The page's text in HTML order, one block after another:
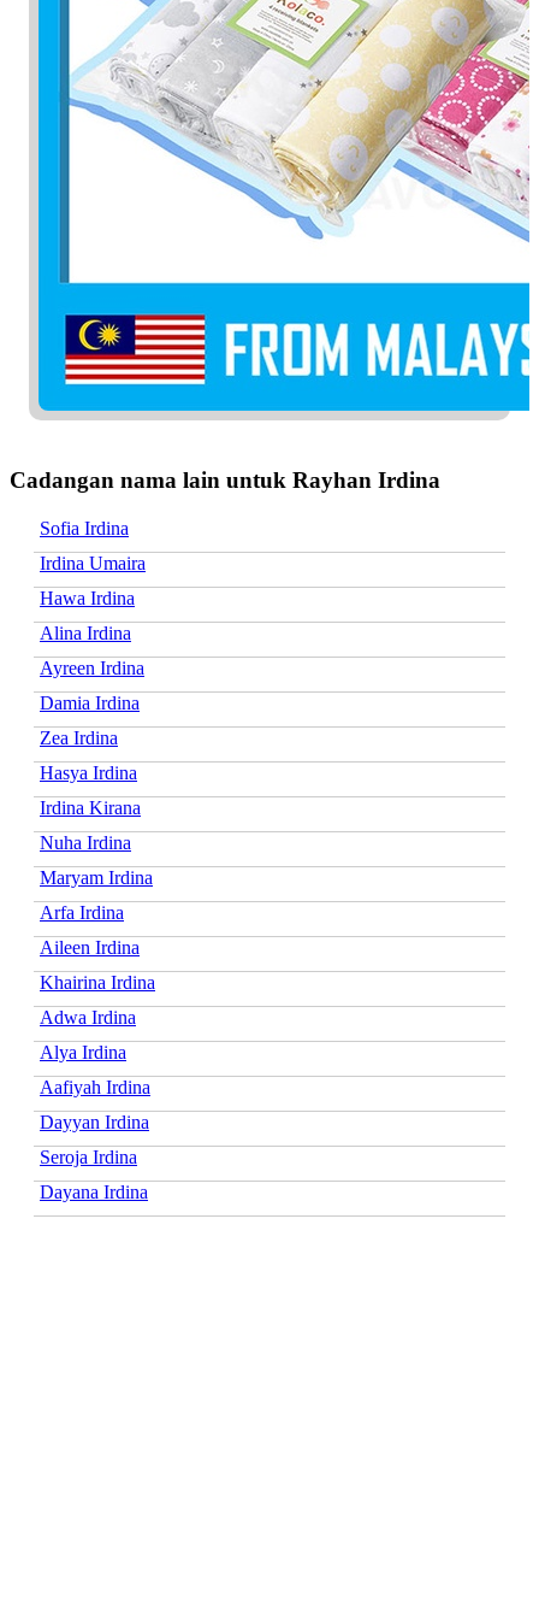
Cadangan nama lain untuk Rayhan Irdina
Sofia Irdina
Irdina Umaira
Hawa Irdina
Alina Irdina
Ayreen Irdina
Damia Irdina
Zea Irdina
Hasya Irdina
Irdina Kirana
Nuha Irdina
Maryam Irdina
Arfa Irdina
Aileen Irdina
Khairina Irdina
Adwa Irdina
Alya Irdina
Aafiyah Irdina
Dayyan Irdina
Seroja Irdina
Dayana Irdina